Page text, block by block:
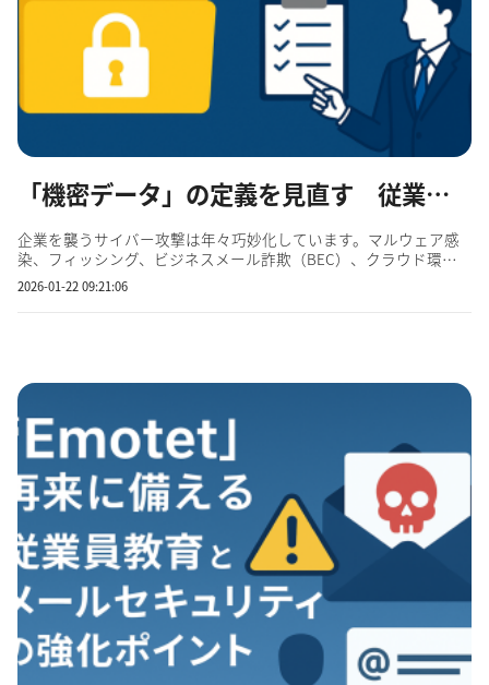
「機密データ」の定義を見直す 従業員が意識すべき情報の分類と取り扱い
企業を襲うサイバー攻撃は年々巧妙化しています。マルウェア感
染、フィッシング、ビジネスメール詐欺（BEC）、クラウド環境
の設定不備による漏洩——攻撃の入り口は増え続け、被害規模も拡
大しています。こうした脅威の影響を最も強く受けるのが 「機密
2026-01-22 09:21:06